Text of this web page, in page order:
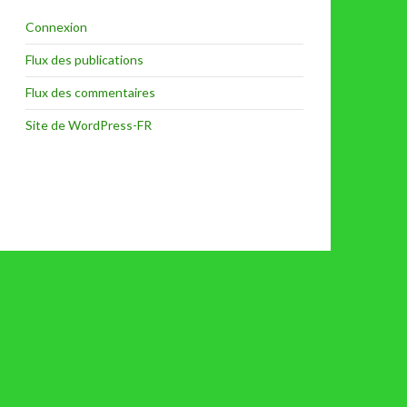
Connexion
Flux des publications
Flux des commentaires
Site de WordPress-FR